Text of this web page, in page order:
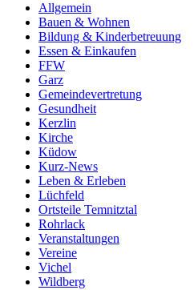
Allgemein
Bauen & Wohnen
Bildung & Kinderbetreuung
Essen & Einkaufen
FFW
Garz
Gemeindevertretung
Gesundheit
Kerzlin
Kirche
Küdow
Kurz-News
Leben & Erleben
Lüchfeld
Ortsteile Temnitztal
Rohrlack
Veranstaltungen
Vereine
Vichel
Wildberg